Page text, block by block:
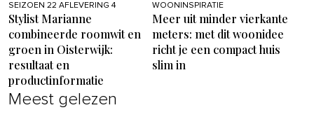
SEIZOEN 22 AFLEVERING 4
Stylist Marianne
combineerde roomwit en
groen in Oisterwijk:
resultaat en
productinformatie
WOONINSPIRATIE
Meer uit minder vierkante
meters: met dit woonidee
richt je een compact huis
slim in
Meest gelezen